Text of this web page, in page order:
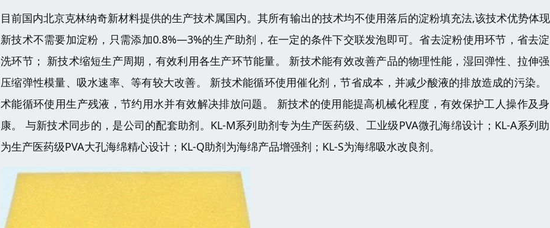
目前国内北京克林纳奇新材料提供的生产技术属国内。其所有输出的技术均不使用落后的淀粉填充法,该技术优势体
新技术不需要加淀粉，只需添加0.8%—3%的生产助剂，在一定的条件下交联发泡即可。省去淀粉使用环节，省去
洗环节； 新技术缩短生产周期，有效利用各生产环节能量。 新技术能有效改善产品的物理性能，湿回弹性、拉伸
压缩弹性模量、吸水速率、等有较大改善。 新技术能循环使用催化剂，节省成本，并减少酸液的排放造成的污染。
术能循环使用生产残液，节约用水并有效解决排放问题。 新技术的使用能提高机械化程度，有效保护工人操作及
康。 与新技术同步的，是公司的配套助剂。KL-M系列助剂专为生产医药级、工业级PVA微孔海绵设计；KL-A系列
为生产医药级PVA大孔海绵精心设计；KL-Q助剂为海绵产品增强剂；KL-S为海绵吸水改良剂。